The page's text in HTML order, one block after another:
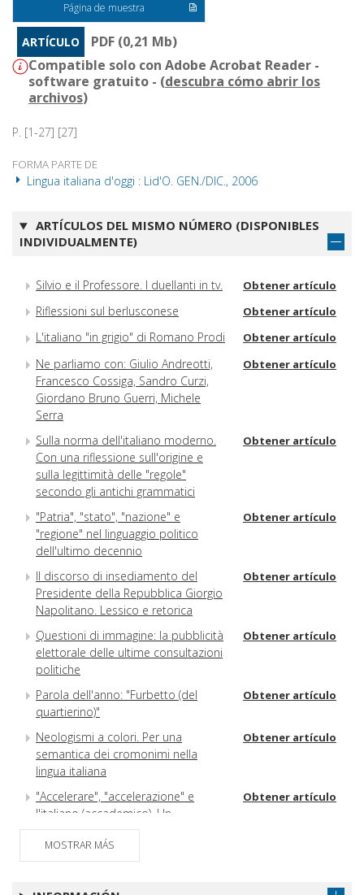
Página de muestra
ARTÍCULO
PDF (0,21 Mb)
Compatible solo con Adobe Acrobat Reader -
software gratuito - (descubra cómo abrir los
archivos)
P. [1-27] [27]
FORMA PARTE DE
Lingua italiana d'oggi : Lid'O. GEN./DIC., 2006
ARTÍCULOS DEL MISMO NÚMERO (DISPONIBLES
INDIVIDUALMENTE)
Silvio e il Professore. I duellanti in tv. Obtener artículo
Riflessioni sul berlusconese Obtener artículo
L'italiano "in grigio" di Romano Prodi Obtener artículo
Ne parliamo con: Giulio Andreotti,
Francesco Cossiga, Sandro Curzi,
Giordano Bruno Guerri, Michele
Serra
Obtener artículo
Sulla norma dell'italiano moderno.
Con una riflessione sull'origine e
sulla legittimità delle "regole"
secondo gli antichi grammatici
Obtener artículo
"Patria", "stato", "nazione" e
"regione" nel linguaggio politico
dell'ultimo decennio
Obtener artículo
Il discorso di insediamento del
Presidente della Repubblica Giorgio
Napolitano. Lessico e retorica
Obtener artículo
Questioni di immagine: la pubblicità
elettorale delle ultime consultazioni
politiche
Obtener artículo
Parola dell'anno: "Furbetto (del
quartierino)"
Obtener artículo
Neologismi a colori. Per una
semantica dei cromonimi nella
lingua italiana
Obtener artículo
"Accelerare", "accelerazione" e
l'italiano (accademico). Un
"dramma" in quattro atti. Con l'inizio
di un secondo
Obtener artículo
Silverio Novelli
MOSTRAR MÁS